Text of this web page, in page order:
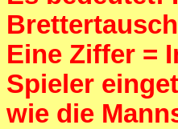
Eine Ziffer =
Spieler
wie die